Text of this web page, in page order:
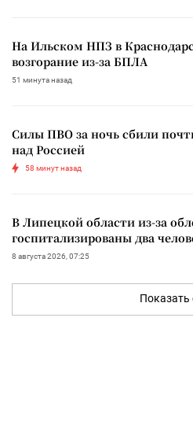
На Ильском НПЗ в
возгорание из-за БПЛА
51 минута назад
Силы ПВО за ночь сбили
над Россией
58 минут назад
В Липецкой области из-за
госпитализированы два
8 августа 2026, 07:25
Показать